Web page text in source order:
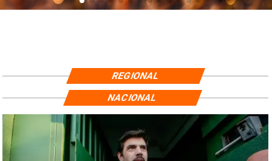
REGIONAL
NACIONAL